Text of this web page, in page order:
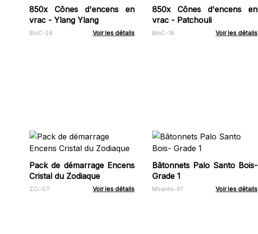
850x Cônes d'encens en
vrac - Ylang Ylang
BinC-24 Voir les détails
850x Cônes d'encens en
vrac - Patchouli
BinC-16 Voir les détails
Pack de démarrage Encens
Cristal du Zodiaque
ZCi-ST Voir les détails
Bâtonnets Palo Santo Bois-
Grade 1
Msanto-01 Voir les détails